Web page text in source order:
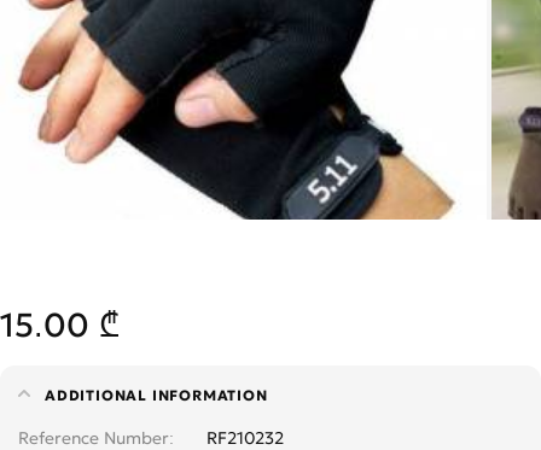
15.00 ₾
ADDITIONAL INFORMATION
Reference Number
RF210232